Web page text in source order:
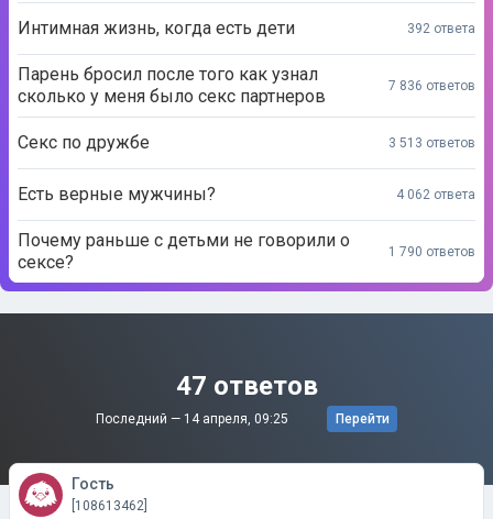
Интимная жизнь, когда есть дети 392 ответа
Парень бросил после того как узнал
сколько у меня было секс партнеров
7 836 ответов
Секс по дружбе 3 513 ответов
Есть верные мужчины? 4 062 ответа
Почему раньше с детьми не говорили о
сексе?
1 790 ответов
47 ответов
Последний — 14 апреля, 09:25 Перейти
Гость
[108613462]